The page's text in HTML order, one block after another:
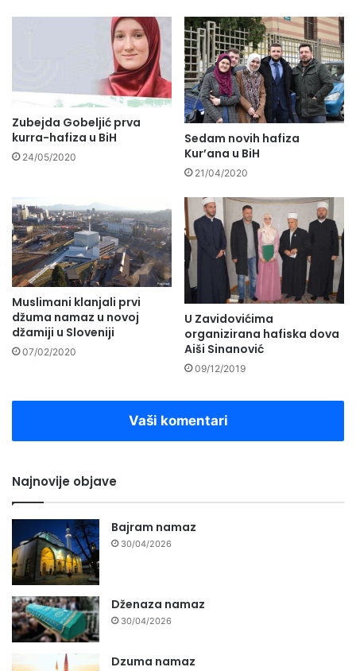
Zubejda Gobeljić prva
kurra-hafiza u BiH
24/05/2020
Sedam novih hafiza
Kur’ana u BiH
21/04/2020
Muslimani klanjali prvi
džuma namaz u novoj
džamiji u Sloveniji
07/02/2020
U Zavidovićima
organizirana hafiska dova
Aiši Sinanović
09/12/2019
Vaši komentari
Najnovije objave
Bajram namaz
30/04/2026
Dženaza namaz
30/04/2026
Dzuma namaz